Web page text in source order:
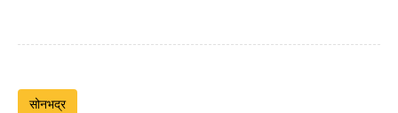
सोनभद्र